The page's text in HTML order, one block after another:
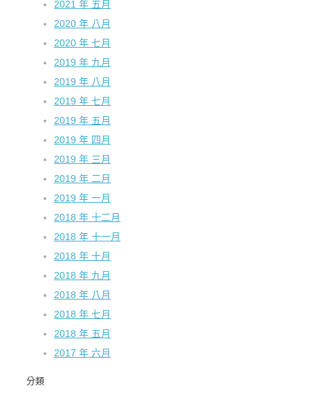
2021 年 五月
2020 年 八月
2020 年 七月
2019 年 九月
2019 年 八月
2019 年 七月
2019 年 五月
2019 年 四月
2019 年 三月
2019 年 二月
2019 年 一月
2018 年 十二月
2018 年 十一月
2018 年 十月
2018 年 九月
2018 年 八月
2018 年 七月
2018 年 五月
2017 年 六月
分類